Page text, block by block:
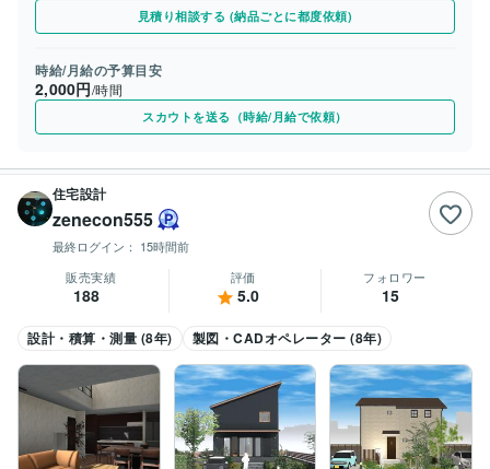
見積り相談する (納品ごとに都度依頼)
時給/月給の予算目安
2,000円/時間
スカウトを送る（時給/月給で依頼）
住宅設計
zenecon555
最終ログイン： 15時間前
販売実績
188
評価
5.0
フォロワー
15
設計・積算・測量 (8年) 製図・CADオペレーター (8年)